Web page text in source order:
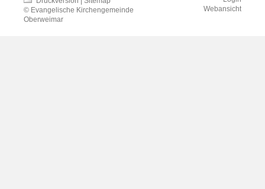
© Evangelische Kirchengemeinde
Oberweimar
Webansicht